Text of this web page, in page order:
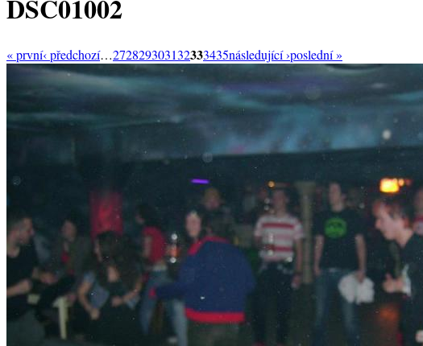
DSC01002
« první‹ předchozí…272829303132333435následující ›poslední »